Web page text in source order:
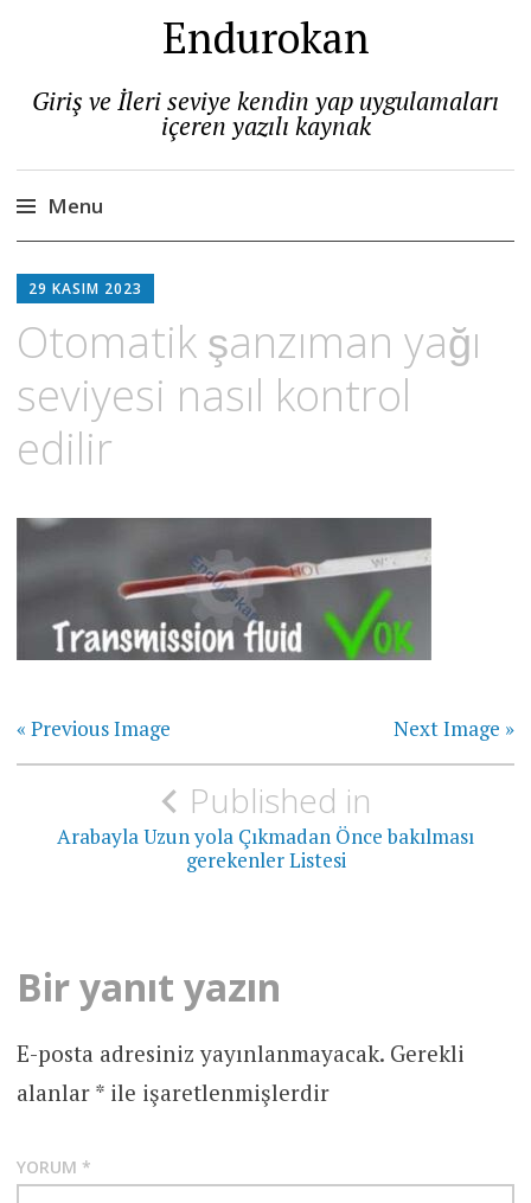
Endurokan
Giriş ve İleri seviye kendin yap uygulamaları
içeren yazılı kaynak
Menu
to
29 KASIM 2023
Otomatik şanzıman yağı
seviyesi nasıl kontrol
edilir
« Previous Image Next Image »
Yazı
gezinmesiPublished in
Arabayla Uzun yola Çıkmadan Önce bakılması
gerekenler Listesi
Bir yanıt yazın
E-posta adresiniz yayınlanmayacak. Gerekli
alanlar *ile işaretlenmişlerdir
YORUM *